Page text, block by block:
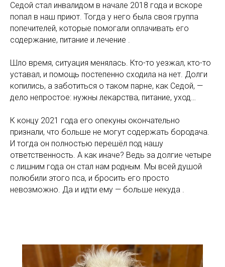
Седой стал инвалидом в начале 2018 года и вскоре
попал в наш приют. Тогда у него была своя группа
попечителей, которые помогали оплачивать его
содержание, питание и лечение .
Шло время, ситуация менялась. Кто-то уезжал, кто-то
уставал, и помощь постепенно сходила на нет. Долги
копились, а заботиться о таком парне, как Седой, —
дело непростое: нужны лекарства, питание, уход…
К концу 2021 года его опекуны окончательно
признали, что больше не могут содержать бородача.
И тогда он полностью перешёл под нашу
ответственность. А как иначе? Ведь за долгие четыре
с лишним года он стал нам родным. Мы всей душой
полюбили этого пса, и бросить его просто
невозможно. Да и идти ему — больше некуда .